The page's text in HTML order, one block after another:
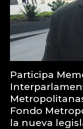
Participa
Fondo
la nueva